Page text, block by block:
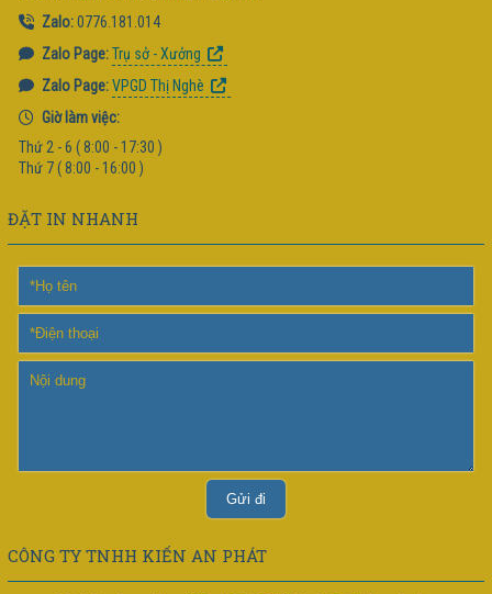
Zalo:0776.181.014
Zalo Page: Trụ sở - Xưởng
Zalo Page: VPGD Thị Nghè
Giờ làm việc:
Thứ 2 - 6 ( 8:00 - 17:30 )
Thứ 7 ( 8:00 - 16:00 )
ĐẶT IN NHANH
CÔNG TY TNHH KIẾN AN PHÁT